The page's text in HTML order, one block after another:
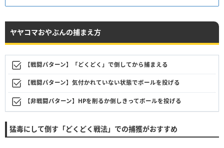
ヤヤコマおやぶんの捕まえ方
【戦闘パターン】「どくどく」で倒してから捕まえる
【戦闘パターン】気付かれていない状態でボールを投げる
【非戦闘パターン】HPを削るか倒しきってボールを投げる
猛毒にして倒す「どくどく戦法」での捕獲がおすすめ